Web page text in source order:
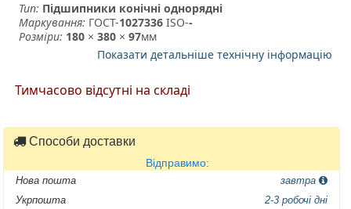
Тип: Підшипники конічні однорядні
Маркування: ГОСТ-1027336 ­ ISO--
Розміри: 180 ×380 ×97мм
Показати детальніше технічну інформацію
Тимчасово відсутні на складі
Способи доставки
Відправимо:
Нова пошта
завтра
Укрпошта
2-3 робочі дні